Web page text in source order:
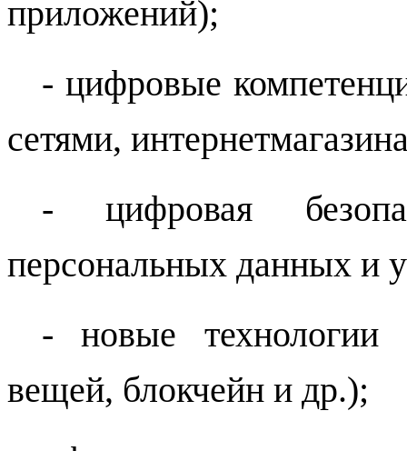
приложений);
- цифровые
сетями,
- цифровая
персональных данных и
- новые технологии
вещей, блокчейн и др.);